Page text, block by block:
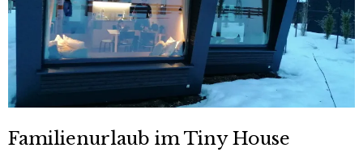
Familienurlaub im Tiny House